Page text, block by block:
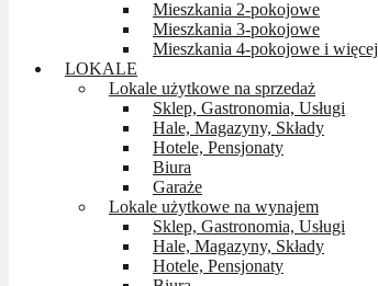
Mieszkania 2-pokojowe
Mieszkania 3-pokojowe
Mieszkania 4-pokojowe i więcej
LOKALE
Lokale użytkowe na sprzedaż
Sklep, Gastronomia, Usługi
Hale, Magazyny, Składy
Hotele, Pensjonaty
Biura
Garaże
Lokale użytkowe na wynajem
Sklep, Gastronomia, Usługi
Hale, Magazyny, Składy
Hotele, Pensjonaty